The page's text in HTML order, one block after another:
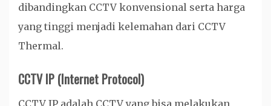
dibandingkan CCTV konvensional serta harga
yang tinggi menjadi kelemahan dari CCTV
Thermal.
CCTV IP (Internet Protocol)
CCTV IP adalah CCTV yang bisa melakukan